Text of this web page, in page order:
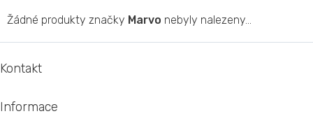
Žádné produkty značky Marvo nebyly nalezeny...
á
t
Kontakt
Informace